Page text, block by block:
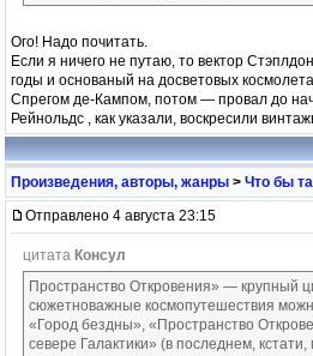
Ого! Надо почитать.
Если я ничего не путаю, то вектор
годы и основаный на досветовых
Спрегом де-Кампом, потом — провал до
Рейнольдс , как указали, воскресили
Произведения, авторы, жанры > Что бы
Отправлено 4 августа 23:15
цитата Консул
Пространство Откровения» — крупный
сюжетноважные космопутешествия
«Город бездны», «Пространство
севере Галактики» (в последнем,